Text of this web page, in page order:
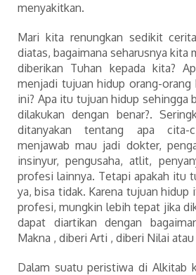
menyakitkan.
Mari kita renungkan sedikit
diatas, bagaimana seharusnya kita
diberikan Tuhan kepada kita?
menjadi tujuan hidup orang-
ini? Apa itu tujuan hidup sehingga
dilakukan dengan benar?.
ditanyakan tentang apa cita-
menjawab mau jadi dokter,
insinyur, pengusaha, atlit,
profesi lainnya. Tetapi apakah itu
ya, bisa tidak. Karena tujuan hidup
profesi, mungkin lebih tepat jika
dapat diartikan dengan
Makna , diberi Arti , diberi Nilai
Dalam suatu peristiwa di Alkitab